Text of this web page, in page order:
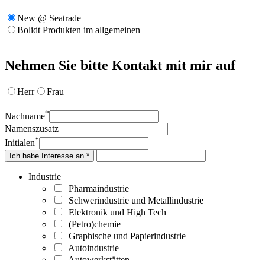
New @ Seatrade
Bolidt Produkten im allgemeinen
Nehmen Sie bitte Kontakt mit mir auf
Herr Frau
Nachname*
Namenszusatz
Initialen*
Ich habe Interesse an *
Industrie
Pharmaindustrie
Schwerindustrie und Metallindustrie
Elektronik und High Tech
(Petro)chemie
Graphische und Papierindustrie
Autoindustrie